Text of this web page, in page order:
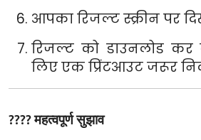
आपका रिजल्ट स्क्रीन पर
रिजल्ट को डाउनलोड
लिए एक प्रिंटआउट जरूर
????महत्वपूर्ण सुझाव